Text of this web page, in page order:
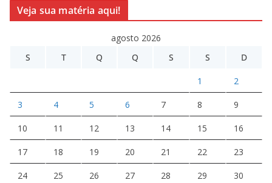
Veja sua matéria aqui!
agosto 2026
S
T Q Q S S D
1 2
3 4 5 6 7 8 9
10 11 12 13 14 15 16
17 18 19 20 21 22 23
24 25 26 27 28 29 30